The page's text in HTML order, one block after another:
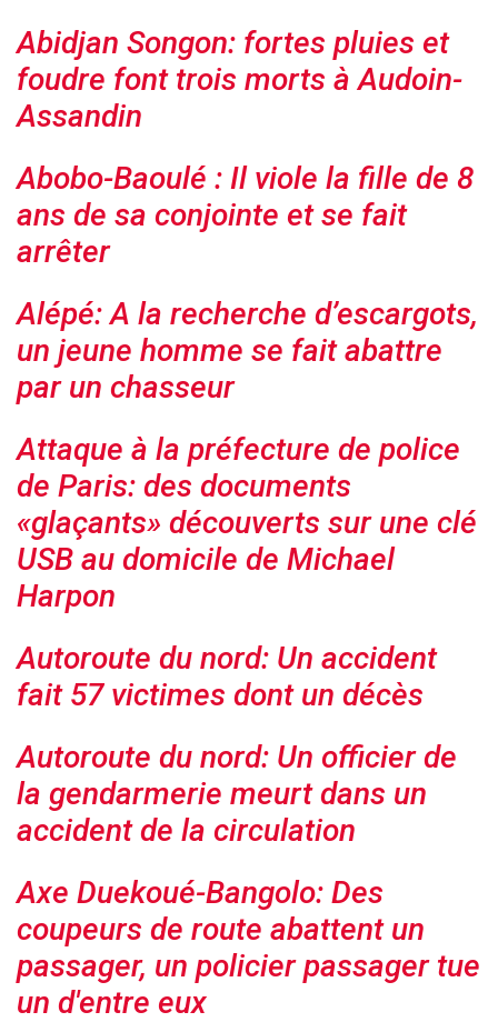
Abidjan Songon: fortes pluies et
foudre font trois morts à Audoin-
Assandin
Abobo-Baoulé : Il viole la fille de 8
ans de sa conjointe et se fait
arrêter
Alépé: A la recherche d’escargots,
un jeune homme se fait abattre
par un chasseur
Attaque à la préfecture de police
de Paris: des documents
«glaçants» découverts sur une clé
USB au domicile de Michael
Harpon
Autoroute du nord: Un accident
fait 57 victimes dont un décès
Autoroute du nord: Un officier de
la gendarmerie meurt dans un
accident de la circulation
Axe Duekoué-Bangolo: Des
coupeurs de route abattent un
passager, un policier passager tue
un d'entre eux